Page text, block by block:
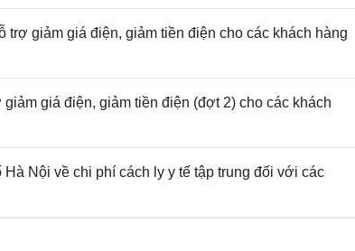
giảm giá điện, giảm tiền điện cho các khách hàng
giá điện, giảm tiền điện (đợt 2) cho các khách
Nội về chi phí cách ly y tế tập trung đối với các